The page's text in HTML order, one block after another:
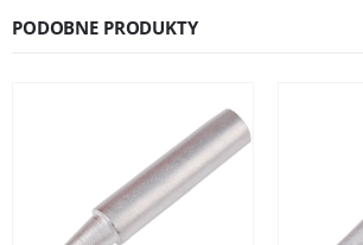
PODOBNE PRODUKTY